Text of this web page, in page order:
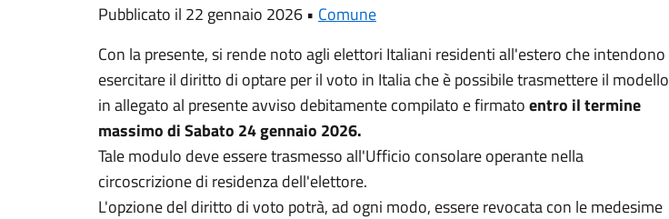
Pubblicato il 22 gennaio 2026 • Comune
Con la presente, si rende noto agli elettori Italiani residenti all'estero che intendono
esercitare il diritto di optare per il voto in Italia che è possibile trasmettere il modello
in allegato al presente avviso debitamente compilato e firmatoentro il termine
massimo di Sabato 24 gennaio 2026.
Tale modulo deve essere trasmesso all'Ufficio consolare operante nella
circoscrizione di residenza dell'elettore.
L'opzione del diritto di voto potrà, ad ogni modo, essere revocata con le medesime